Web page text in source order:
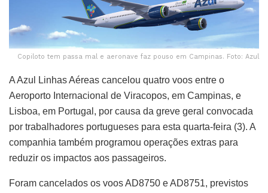
Copiloto tem passa mal e aeronave faz pouso em Campinas. Foto: Azul
A Azul Linhas Aéreas cancelou quatro voos entre o
Aeroporto Internacional de Viracopos, em Campinas, e
Lisboa, em Portugal, por causa da greve geral convocada
por trabalhadores portugueses para esta quarta-feira (3). A
companhia também programou operações extras para
reduzir os impactos aos passageiros.
Foram cancelados os voos AD8750 e AD8751, previstos